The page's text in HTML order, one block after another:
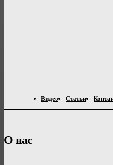
Видео Статьи
О нас